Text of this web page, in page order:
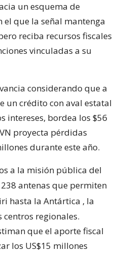
un esquema de
que la señal mantenga
reciba recursos fiscales
vinculadas a su
considerando que a
un crédito con aval estatal
intereses, bordea los $56
proyecta pérdidas
durante este año.
a la misión pública del
238 antenas que permiten
hasta la Antártica , la
regionales.
que el aporte fiscal
los US$15 millones